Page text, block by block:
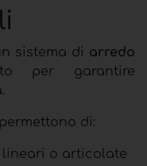
sistema di arredo
per garantire
di:
o articolate